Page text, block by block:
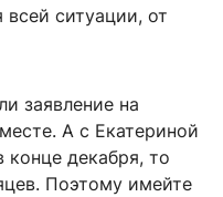
ситуации, от
заявление на
А с Екатериной
конце декабря, то
Поэтому имейте